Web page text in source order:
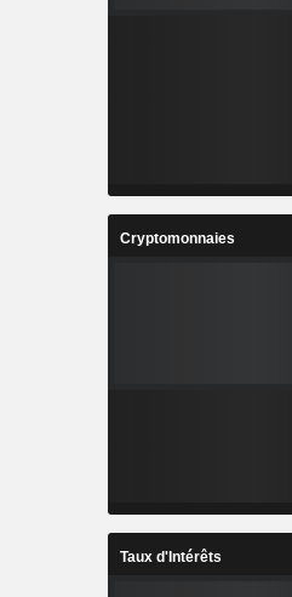
Cryptomonnaies
Taux d'Intérêts